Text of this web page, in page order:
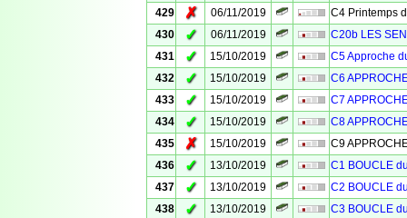
429 ✗ 06/11/2019
C4 Printemps
430
✓ 06/11/2019
C20b LES
431
✓ 15/10/2019
C5 Approche
432
✓ 15/10/2019
C6
433
✓ 15/10/2019
C7
434
✓ 15/10/2019
C8
435
✗ 15/10/2019
C9
436
✓ 13/10/2019
C1 BOUCLE
437
✓ 13/10/2019
C2 BOUCLE
438
✓ 13/10/2019
C3 BOUCLE